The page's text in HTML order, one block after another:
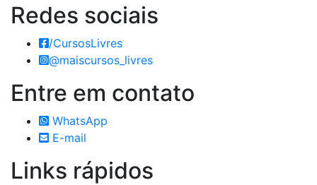
Redes sociais
/CursosLivres
@maiscursos_livres
Entre em contato
WhatsApp
E-mail
Links rápidos